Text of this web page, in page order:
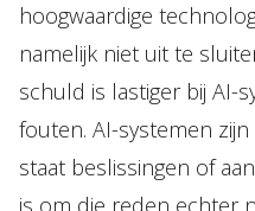
hoogwaardige
namelijk niet uit te
schuld is lastiger bij AI-
fouten. AI-systemen
staat beslissingen of
is om die reden echter